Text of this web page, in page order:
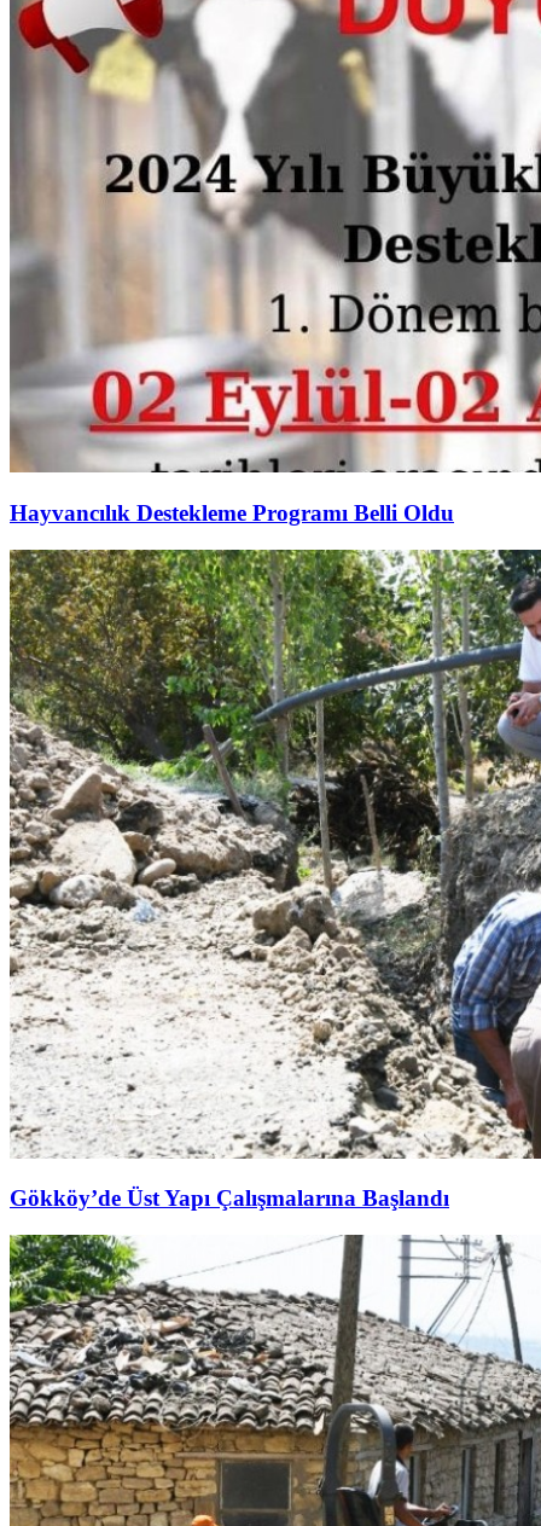
Hayvancılık Destekleme Programı Belli Oldu
Gökköy’de Üst Yapı Çalışmalarına Başlandı